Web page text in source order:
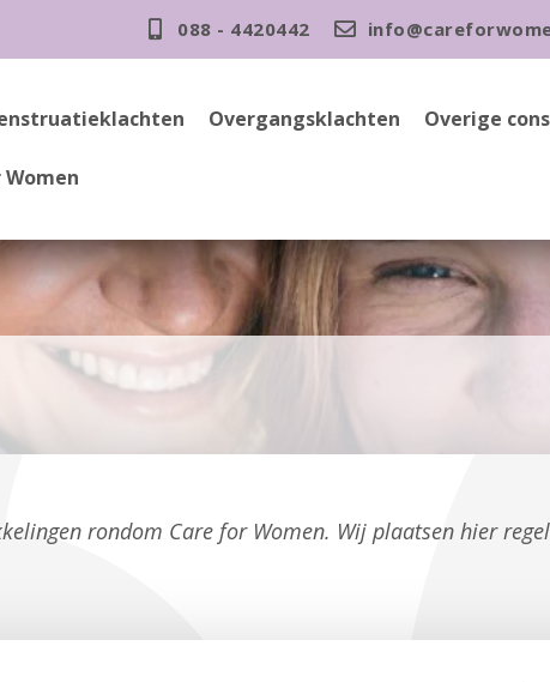
088 - 4420442
Overgangsklachten Overige
rondom Care for Women. Wij plaatsen hier